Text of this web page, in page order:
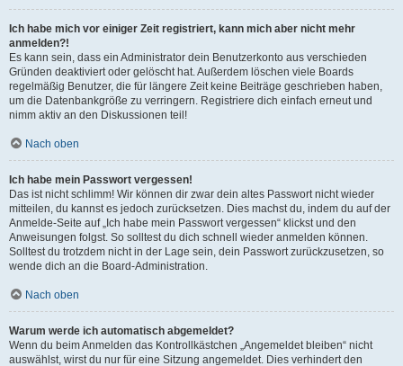
Ich habe mich vor einiger Zeit registriert, kann mich aber nicht mehr
anmelden?!
Es kann sein, dass ein Administrator dein Benutzerkonto aus verschieden
Gründen deaktiviert oder gelöscht hat. Außerdem löschen viele Boards
regelmäßig Benutzer, die für längere Zeit keine Beiträge geschrieben haben,
um die Datenbankgröße zu verringern. Registriere dich einfach erneut und
nimm aktiv an den Diskussionen teil!
Nach oben
Ich habe mein Passwort vergessen!
Das ist nicht schlimm! Wir können dir zwar dein altes Passwort nicht wieder
mitteilen, du kannst es jedoch zurücksetzen. Dies machst du, indem du auf der
Anmelde-Seite auf „Ich habe mein Passwort vergessen“ klickst und den
Anweisungen folgst. So solltest du dich schnell wieder anmelden können.
Solltest du trotzdem nicht in der Lage sein, dein Passwort zurückzusetzen, so
wende dich an die Board-Administration.
Nach oben
Warum werde ich automatisch abgemeldet?
Wenn du beim Anmelden das Kontrollkästchen „Angemeldet bleiben“ nicht
auswählst, wirst du nur für eine Sitzung angemeldet. Dies verhindert den